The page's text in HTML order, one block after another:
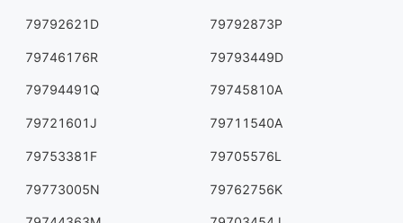
79792621D 79792873P
79746176R 79793449D
79794491Q 79745810A
79721601J 79711540A
79753381F 79705576L
79773005N 79762756K